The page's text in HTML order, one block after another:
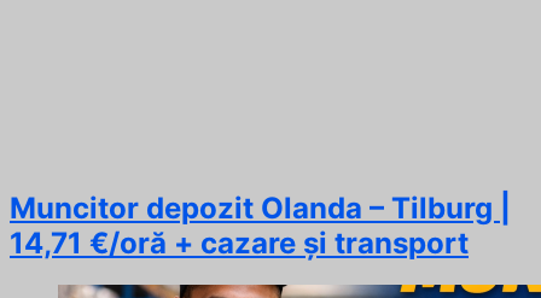
Muncitor depozit Olanda – Tilburg |
14,71 €/oră + cazare și transport